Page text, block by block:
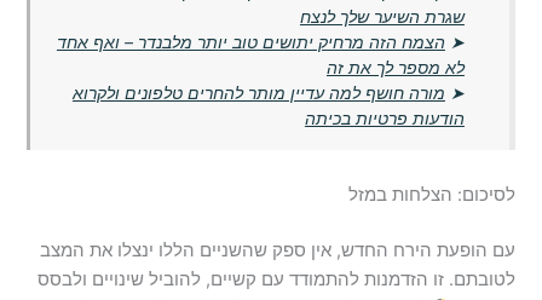
שגרת השיער שלך לנצח
➤ הצמח הזה מרחיק יתושים טוב יותר מלבנדר – ואף אחד
לא מספר לך את זה
➤ מורה חושף למה עדיין מותר להחרים טלפונים ולקרוא
הודעות פרטיות בכיתה
לסיכום: הצלחות במזל
עם הופעת הירח החדש, אין ספק שהשניים הללו ינצלו את המצב
לטובתם. זו הזדמנות להתמודד עם קשיים, להוביל שינויים ולבסס